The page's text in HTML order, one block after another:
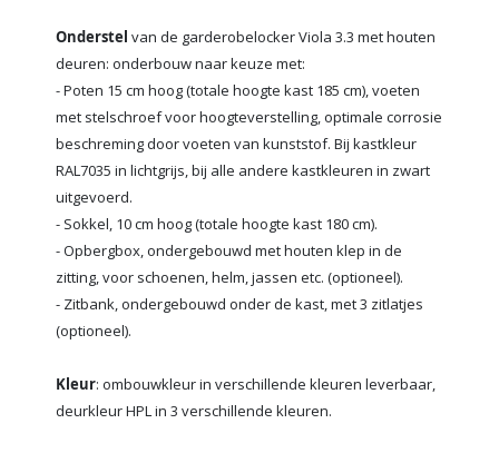
Onderstel van de garderobelocker Viola 3.3 met houten
deuren: onderbouw naar keuze met:
- Poten 15 cm hoog (totale hoogte kast 185 cm), voeten
met stelschroef voor hoogteverstelling, optimale corrosie
beschreming door voeten van kunststof. Bij kastkleur
RAL7035 in lichtgrijs, bij alle andere kastkleuren in zwart
uitgevoerd.
- Sokkel, 10 cm hoog (totale hoogte kast 180 cm).
- Opbergbox, ondergebouwd met houten klep in de
zitting, voor schoenen, helm, jassen etc. (optioneel).
- Zitbank, ondergebouwd onder de kast, met 3 zitlatjes
(optioneel).
Kleur: ombouwkleur in verschillende kleuren leverbaar,
deurkleur HPL in 3 verschillende kleuren.